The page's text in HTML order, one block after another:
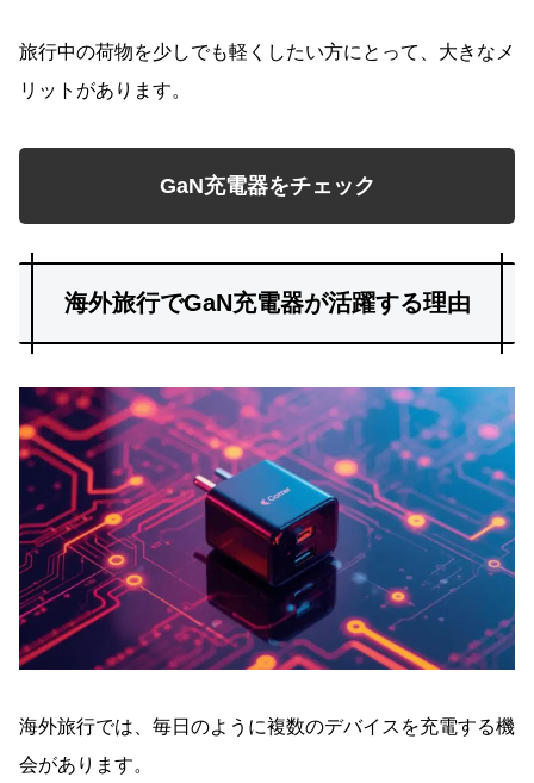
旅行中の荷物を少しでも軽くしたい方にとって、大きなメ
リットがあります。
GaN充電器をチェック
海外旅行でGaN充電器が活躍する理由
海外旅行では、毎日のように複数のデバイスを充電する機
会があります。